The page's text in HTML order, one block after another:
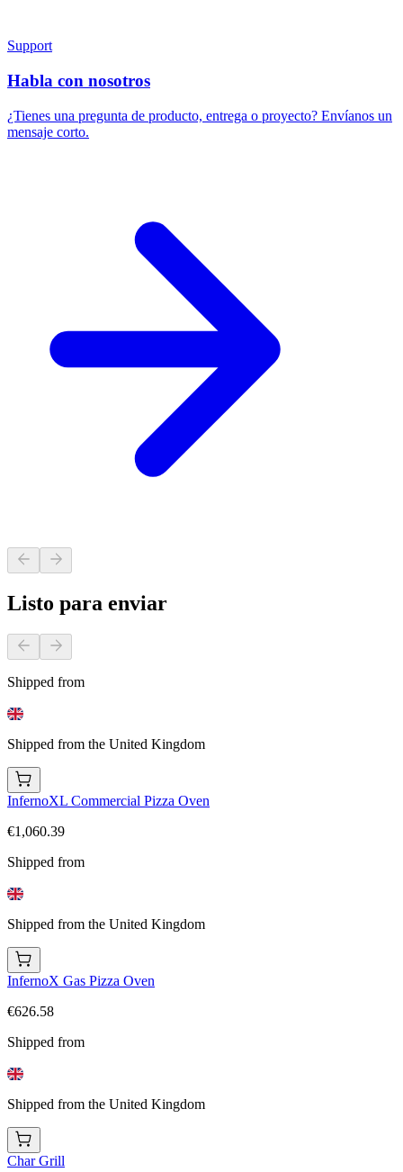
Support
Habla con nosotros
¿Tienes una pregunta de producto, entrega o proyecto? Envíanos un
mensaje corto.
Listo para enviar
Shipped from
Shipped from the United Kingdom
InfernoXL Commercial Pizza Oven
€1,060.39
Shipped from
Shipped from the United Kingdom
InfernoX Gas Pizza Oven
€626.58
Shipped from
Shipped from the United Kingdom
Char Grill